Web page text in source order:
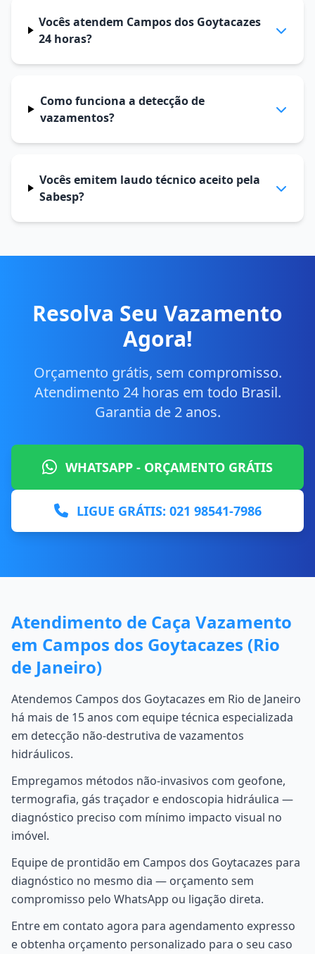
Vocês atendem Campos dos Goytacazes
24 horas?
Como funciona a detecção de
vazamentos?
Vocês emitem laudo técnico aceito pela
Sabesp?
Resolva Seu Vazamento
Agora!
Orçamento grátis, sem compromisso.
Atendimento 24 horas em todo Brasil.
Garantia de 2 anos.
WHATSAPP - ORÇAMENTO GRÁTIS
LIGUE GRÁTIS: 021 98541-7986
Atendimento de Caça Vazamento
em Campos dos Goytacazes (Rio
de Janeiro)
Atendemos Campos dos Goytacazes em Rio de Janeiro
há mais de 15 anos com equipe técnica especializada
em detecção não-destrutiva de vazamentos
hidráulicos.
Empregamos métodos não-invasivos com geofone,
termografia, gás traçador e endoscopia hidráulica —
diagnóstico preciso com mínimo impacto visual no
imóvel.
Equipe de prontidão em Campos dos Goytacazes para
diagnóstico no mesmo dia — orçamento sem
compromisso pelo WhatsApp ou ligação direta.
Entre em contato agora para agendamento expresso
e obtenha orçamento personalizado para o seu caso